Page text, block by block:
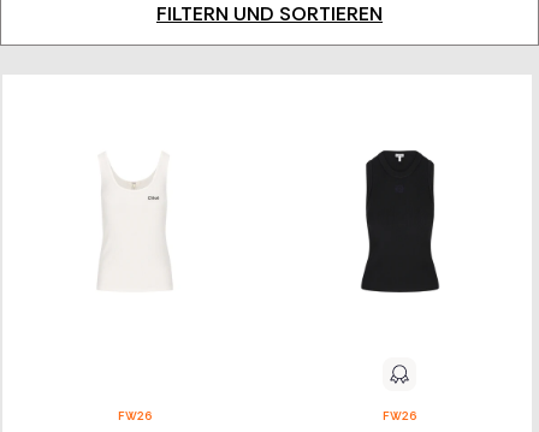
diejenigen, die in der Kleidung höchste Qualität suchen, ohne
dabei den Stil zu vernachlässigen. Eine einzigartige Mischung
ENTDECKEN SIE DAS ANGEBOT AN
DESIGNER-DAMENTOPS
Entdecken Sie das Angebot von Franz Kraler an Designer-
Damentanktops, -tops und -oberteilen und lassen Sie sich von
Versand und den dedizierten Kundenservice, um ein
beispielloses Luxus-Shopping-Erlebnis online zu erleben!
FILTERN UND SORTIEREN
FW26 FW26